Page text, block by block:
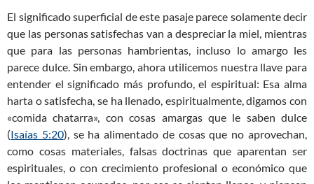
El significado superficial de este pasaje parece solamente decir
que las personas satisfechas van a despreciar la miel, mientras
que para las personas hambrientas, incluso lo amargo les
parece dulce. Sin embargo, ahora utilicemos nuestra llave para
entender el significado más profundo, el espiritual: Esa alma
harta o satisfecha, se ha llenado, espiritualmente, digamos con
«comida chatarra», con cosas amargas que le saben dulce
(Isaías 5:20), se ha alimentado de cosas que no aprovechan,
como cosas materiales, falsas doctrinas que aparentan ser
espirituales, o con crecimiento profesional o económico que